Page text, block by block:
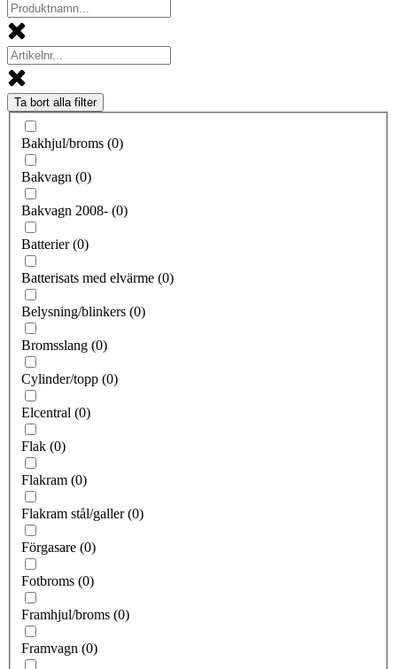
Ta bort alla filter
Bakhjul/broms (0)
Bakvagn (0)
Bakvagn 2008- (0)
Batterier (0)
Batterisats med elvärme (0)
Belysning/blinkers (0)
Bromsslang (0)
Cylinder/topp (0)
Elcentral (0)
Flak (0)
Flakram (0)
Flakram stål/galler (0)
Förgasare (0)
Fotbroms (0)
Framhjul/broms (0)
Framvagn (0)